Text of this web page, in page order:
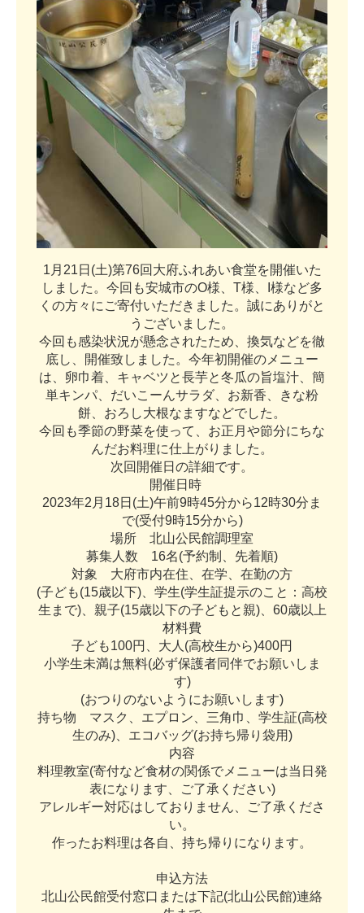
1 月 21 日 (土)第76回 大府ふれあい食堂を開催いた
し ま した 。 今回 も安城市のO様 T様 様など多
く の方々 に ご寄付いただき ま した 。 誠にあ り がと
う ござい ま した 。
今回 も感染状況が懸念さ れたため 換気などを徹
底し 開催致し ま した 。 今年初開催の メ ニ ュ ー
は
卵巾着 キ ャベツと長芋と冬瓜の旨塩汁
簡
単キ ンパ だいこ ーんサラ ダ、 お新香 き な粉
餅
おろ し大根な ま すなどでした 。
今回 も季節の野菜を使って お正 月 や節分にちな
んだお料理に仕 上がり ま した 。
次回 開催 日 の詳細です。
開催 日 時
2023年2 月 18日 (土)午前9時45分から12時30分 ま
で(受付9時15分から)
場所 北山公民館調理室
募集 人 数 16名(予約制 先着順)
対象 大府市内在住 在学 在勤の方
(子ども(15歳以下) 学生(学生証提示のこ と ： 高校
生 ま で)、 親子(15歳以下の子ども と 親)、 60歳以 上
材料費
子ども100円 大 人 (高校生から)400円
小学生未満は無料(必ず保護者同伴でお願い し ま
す)
(おつ り のないよ う にお願い し ま す)
持ち物 マス ク エプロ ン 三角巾 学生証(高校
生のみ)、 エコバッグ(お持ち帰 り 袋用)
内容
料理教室(寄付など食材の関係でメ ニ ュ ーは当 日 発
表にな り ま す ご了承 く ださ い)
アレ ルギー対応は してお り ま せん ご了承 く ださ
い。
作ったお料理は各自 持ち帰 り にな り ま す。
申込方法
北山公民館受付窓口 ま たは下記(北山公民館)連絡